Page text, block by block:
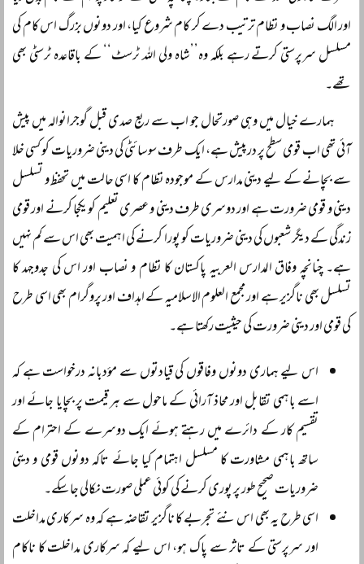
اور الگ نصاب و نظام ترتیب دے کر کام شروع کیا، اور دونوں بزرگ اس کام کی
مسلسل سرپرستی کرتے رہے بلکہ وہ’’شاہ ولی اللہ ٹرسٹ‘‘ کے باقاعدہ ٹرسٹی بھی
تھے۔
ہمارے خیال میں وہی صورتحال جو اب سے ربع صدی قبل گوجرانوالہ میں پیش
آئی تھی اب قومی سطح پر درپیش ہے، ایک طرف سوسائٹی کی دینی ضروریات کو کسی خلا
سے بچانے کے لیے دینی مدارس کے موجودہ نظام کا اسی حالت میں تحفظ و تسلسل
دینی و قومی ضرورت ہے اور دوسری طرف دینی و عصری تعلیم کو یکجا کرنے اور قومی
زندگی کے دیگر شعبوں کی دینی ضروریات کو پورا کرنے کی اہمیت بھی اس سے کم نہیں
ہے۔ چنانچہ وفاق المدارس العربیہ پاکستان کا نظام و نصاب اور اس کی جدوجہد کا
تسلسل بھی ناگزیر ہے اور مجمع العلوم الاسلامیہ کے اہداف اور پروگرام بھی اسی طرح
کی قومی اور دینی ضرورت کی حیثیت رکھتا ہے۔
اس لیے ہماری دونوں وفاقوں کی قیادتوں سے مؤدبانہ درخواست ہے کہ
اسے باہمی تقابل اور محاذ آرائی کے ماحول سے ہر قیمت پر بچایا جائے اور
تقسیم کار کے دائرے میں رہتے ہوئے ایک دوسرے کے احترام کے
ساتھ باہمی مشاورت کا مسلسل اہتمام کیا جائے تاکہ دونوں قومی و دینی
ضروریات صحیح طور پر پوری کرنے کی کوئی عملی صورت نکالی جا سکے۔
اسی طرح یہ بھی اس نئے تجربے کا ناگزیر تقاضہ ہے کہ وہ سرکاری مداخلت
اور سرپرستی کے تاثر سے پاک ہو، اس لیے کہ سرکاری مداخلت کا ناکام